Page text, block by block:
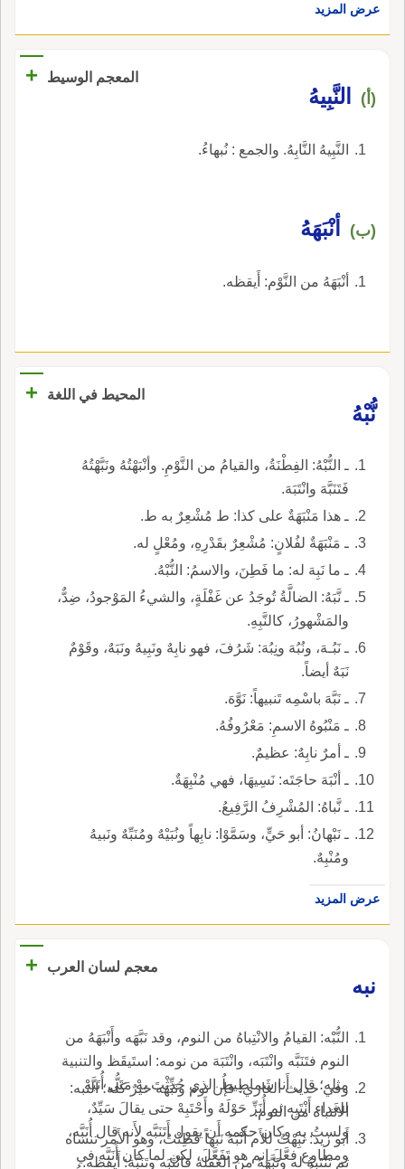
عرض المزيد
المعجم الوسيط +
(أ) النَّبِيهُ
النَّبِيهُ النَّابِهُ. والجمع : نُبهاءُ.
(ب) أنْبَهَهُ
أنْبَهَهُ من النَّوْم: أَيقظه.
المحيط في اللغة
+
نُّبْهُ
ـ النُّبْهُ: الفِطْنَةُ، والقيامُ من النَّوْمِ. وأنْبَهْتُهُ ونَبَّهْتُهُ
فَتَنَبَّهَ وانْتَبَهَ.
ـ هذا مَنْبَهَةٌ على كذا: ط مُشْعِرٌ به ط.
ـ مَنْبَهَةٌ لفُلانٍ: مُشْعِرٌ بقَدْرِهِ، ومُعْلٍ له.
ـ ما نَبِهَ له: ما فَطِنَ، والاسمُ: النُّبْهُ.
ـ نَّبَهُ: الضالَّةُ تُوجَدُ عن غَفْلَةٍ، والشيءُ المَوْجودُ، ضِدٌّ،
والمَشْهورُ، كالنَّبِهِ.
ـ نَبُـهَ، ونُبُهَ ونِبُهَ: شَرُفَ، فهو نابِهٌ ونَبِيهٌ ونَبَهٌ، وقَوْمٌ
نَبَهٌ أيضاً.
ـ نَبَّهَ باسْمِه تَنبيهاً: نَوَّهَ.
ـ مَنْبُوهُ الاسمِ: مَعْرُوفُهُ.
ـ أمرٌ نابِهٌ: عظيمٌ.
ـ أنْبَهَ حاجَتَه: نَسِيهَا، فهي مُنْبِهَةٌ.
ـ نَّباهُ: المُشْرِفُ الرَّفِيعُ.
ـ نَبْهانُ: أبو حَيٍّ، وسَمَّوْا: نابِهاً ونُبَيْهٌ ومُنَبِّهٌ ونَبيهُ
ومُنْبِهٌ.
عرض المزيد
معجم لسان العرب
+
نبه
النُّبْه: القيامُ والانْتِباهُ من النوم، وقد نَبَّهَه وأَنْبَهَهُ من
النوم فتَنَبَّه وانْتَبَه، وانْتَبَهَ من نومه: استَيقَظ والتنبية
مثله؛ قال أَنا شَماطِيطُ الذي حُدِّثْتَ بهْ مَتَى أُنَبَّهْ
للغَداء أَنْتَبِه ثم أُنَزِّ حَوْلَهُ وأَحْتَبِهْ حتى يقالَ سَيِّدٌ،
ولستُ بِه وكان حكمه أَن يقول أَتَنَبَّه لأَنه قال أُنَبَّه،
ومطاوع فعَّلَ إنم هو تَفَعَّلَ، لكن لما كان أُنَبَّه في
وفي حديث الغازي: فإن نوم ونَبَهَه خيرٌ كلُّه؛ النبه:
الانتباه من النوم.
أَبو زيد: نَبِهْتُ للأَم أَنْبَهُ نَبَهاً فَطِنْتُ، وهو الأَمر تنساه
ثم تَنْتَبِهُ له ونَبَّهَهُ من الغفلة فانْتَبَه وتَنَبَّهَ: أَيقظه.